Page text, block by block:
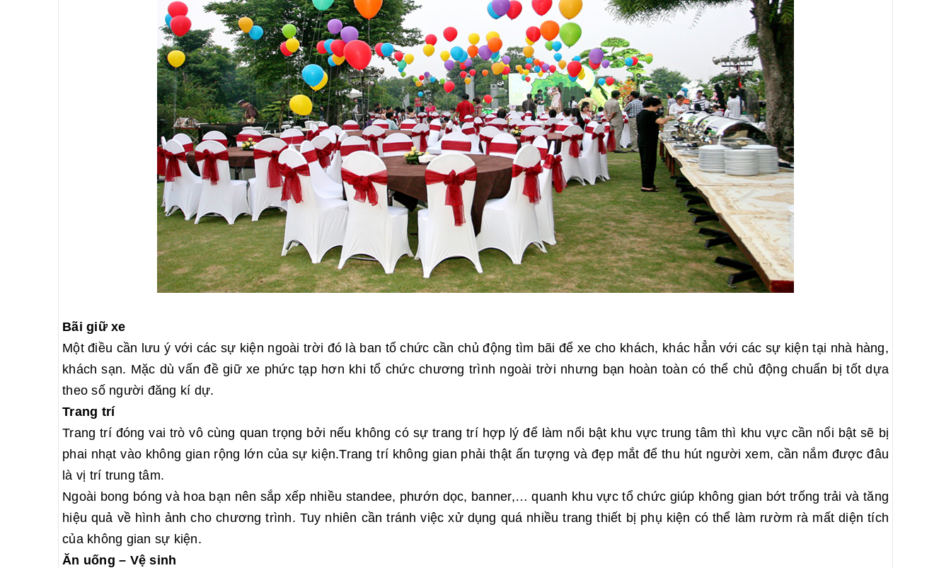
Bãi giữ xe
Một điều cần lưu ý với các sự kiện ngoài trời đó là ban tổ chức cần chủ động tìm bãi để xe cho khách, khác hẳn với các sự kiện tại nhà hàng,
khách sạn. Mặc dù vấn đề giữ xe phức tạp hơn khi tổ chức chương trình ngoài trời nhưng bạn hoàn toàn có thể chủ động chuẩn bị tốt dựa
theo số người đăng kí dự.
Trang trí
Trang trí đóng vai trò vô cùng quan trọng bởi nếu không có sự trang trí hợp lý để làm nổi bật khu vực trung tâm thì khu vực cần nổi bật sẽ bị
phai nhạt vào không gian rộng lớn của sự kiện.Trang trí không gian phải thật ấn tượng và đẹp mắt để thu hút người xem, cần nắm được đâu
là vị trí trung tâm.
Ngoài bong bóng và hoa bạn nên sắp xếp nhiều standee, phướn dọc, banner,… quanh khu vực tổ chức giúp không gian bớt trống trải và tăng
hiệu quả về hình ảnh cho chương trình. Tuy nhiên cần tránh việc xử dụng quá nhiều trang thiết bị phụ kiện có thể làm rườm rà mất diện tích
của không gian sự kiện.
Ăn uống – Vệ sinh